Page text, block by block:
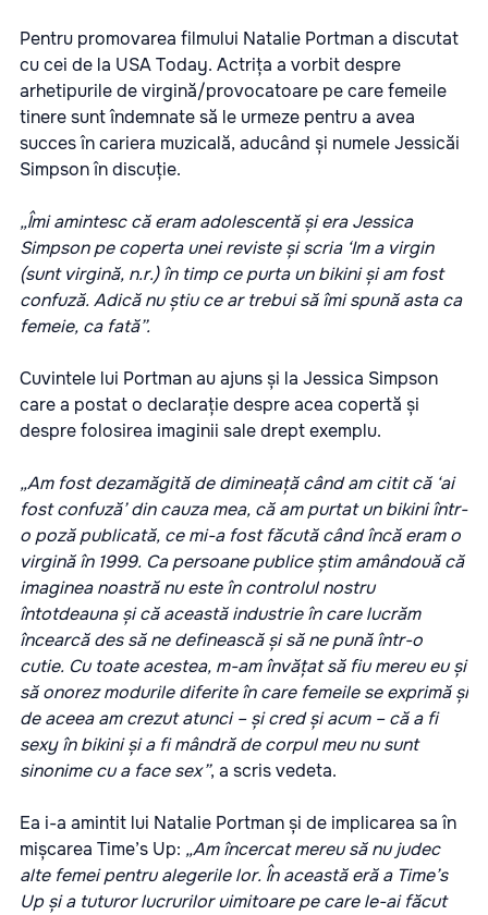
Pentru promovarea filmului Natalie Portman a discutat
cu cei de la USA Today. Actrița a vorbit despre
arhetipurile de virgină/provocatoare pe care femeile
tinere sunt îndemnate să le urmeze pentru a avea
succes în cariera muzicală, aducând și numele Jessicăi
Simpson în discuție.
„Îmi amintesc că eram adolescentă și era Jessica
Simpson pe coperta unei reviste și scria ‘Im a virgin
(sunt virgină, n.r.) în timp ce purta un bikini și am fost
confuză. Adică nu știu ce ar trebui să îmi spună asta ca
femeie, ca fată”.
Cuvintele lui Portman au ajuns și la Jessica Simpson
care a postat o declarație despre acea copertă și
despre folosirea imaginii sale drept exemplu.
„Am fost dezamăgită de dimineață când am citit că ‘ai
fost confuză’ din cauza mea, că am purtat un bikini într-
o poză publicată, ce mi-a fost făcută când încă eram o
virgină în 1999. Ca persoane publice știm amândouă că
imaginea noastră nu este în controlul nostru
întotdeauna și că această industrie în care lucrăm
încearcă des să ne definească și să ne pună într-o
cutie. Cu toate acestea, m-am învățat să fiu mereu eu și
să onorez modurile diferite în care femeile se exprimă și
de aceea am crezut atunci – și cred și acum – că a fi
sexy în bikini și a fi mândră de corpul meu nu sunt
sinonime cu a face sex”, a scris vedeta.
Ea i-a amintit lui Natalie Portman și de implicarea sa în
mișcarea Time’s Up: „Am încercat mereu să nu judec
alte femei pentru alegerile lor. În această eră a Time’s
Up și a tuturor lucrurilor uimitoare pe care le-ai făcut